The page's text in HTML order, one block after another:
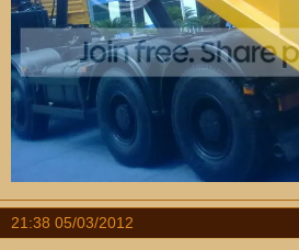
21:38 05/03/2012